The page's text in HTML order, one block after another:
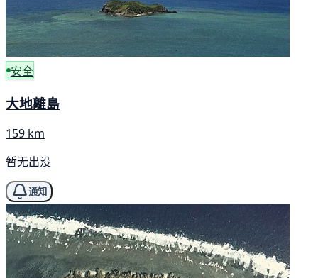
安全
大地離島
159 km
暂无出没
通知